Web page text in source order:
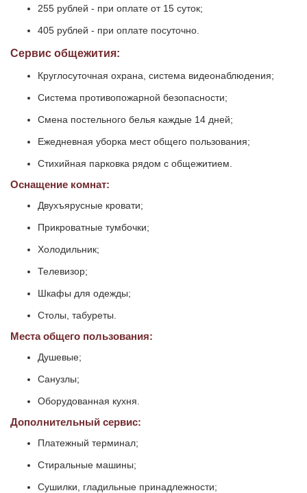
255 рублей - при оплате от 15 суток;
405 рублей - при оплате посуточно.
Сервис общежития:
Круглосуточная охрана, система видеонаблюдения;
Система противопожарной безопасности;
Смена постельного белья каждые 14 дней;
Ежедневная уборка мест общего пользования;
Стихийная парковка рядом с общежитием.
Оснащение комнат:
Двухъярусные кровати;
Прикроватные тумбочки;
Холодильник;
Телевизор;
Шкафы для одежды;
Столы, табуреты.
Места общего пользования:
Душевые;
Санузлы;
Оборудованная кухня.
Дополнительный сервис:
Платежный терминал;
Стиральные машины;
Сушилки, гладильные принадлежности;